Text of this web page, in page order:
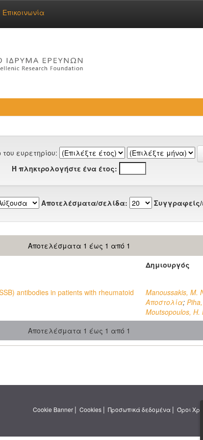
Επικοινωνία
ευρετηρίου:
Ή πληκτρολογήστε ένα έτος:
Αποτελέσματα/σελίδα:
Αποτελέσματα 1 έως 1 από 1
Δημιουργός
antibodies in patients with rheumatoid
Manoussakis, M.
Αποστολία;
Moutsopoulos, H.
Αποτελέσματα 1 έως 1 από 1
Cookie Banner | Cookies | Προσωπικά δεδομένα | Όροι